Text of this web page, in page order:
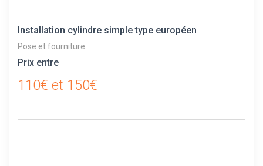
Installation cylindre simple type européen
Pose et fourniture
Prix entre
110€ et 150€